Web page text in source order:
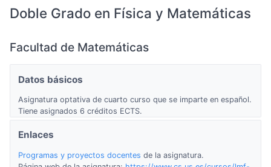
Doble Grado en Física y Matemáticas
Facultad de Matemáticas
Datos básicos
Asignatura optativa de cuarto curso que se imparte en español.
Tiene asignados 6 créditos ECTS.
Enlaces
Programas y proyectos docentes de la asignatura.